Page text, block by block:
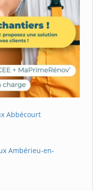
Abbécourt
Ambérieu-en-